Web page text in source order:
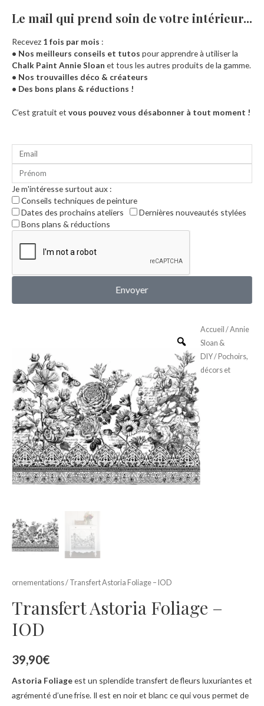
Accueil
Accueil /Annie
Sloan &
DIY/ Pochoirs,
décors et
ornementations/ Transfert Astoria Foliage – IOD
Transfert Astoria Foliage –
IOD
39,90€
Astoria Foliageest un splendide transfert de fleurs luxuriantes et
agrémenté d’une frise. Il est en noir et blanc ce qui vous permet de
Le mail qui prend soin de votre intérieur...​
Recevez 1 fois par mois :
• Nos meilleurs conseils et tutos pour apprendre à utiliser la
Chalk Paint Annie Sloan et tous les autres produits de la gamme.
• Nos trouvailles déco & créateurs
• Des bons plans & réductions !
C’est gratuit et vous pouvez vous désabonner à tout moment !
Je m'intéresse surtout aux :
Conseils techniques de peinture
Dates des prochains ateliers
Dernières nouveautés stylées
Bons plans & réductions
Envoyer